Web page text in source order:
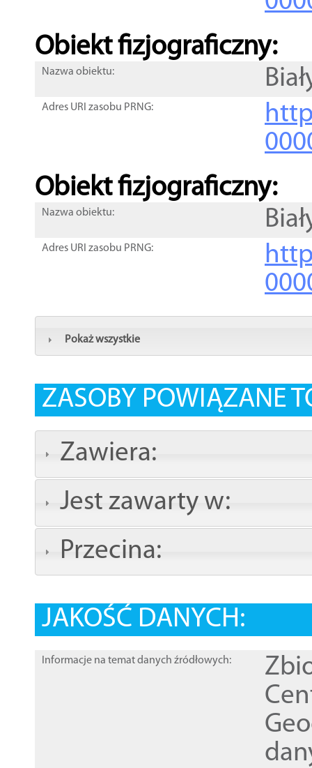
Obiekt fizjograficzny:
Nazwa obiektu:
Adres URI zasobu PRNG:
Obiekt fizjograficzny:
Nazwa obiektu:
Adres URI zasobu PRNG:
Pokaż wszystkie
ZASOBY POWIĄZANE
Zawiera:
Jest zawarty w:
Przecina:
JAKOŚĆ DANYCH:
Informacje na temat danych źródłowych: